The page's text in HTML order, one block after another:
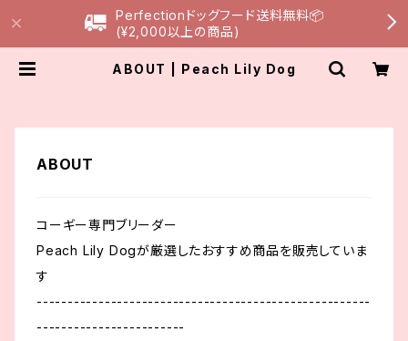
Perfectionドッグフード送料無料📦
(¥2,000以上の商品)
ABOUT | Peach Lily Dog
ABOUT
コーギー専門ブリーダー
Peach Lily Dogが厳選したおすすめ商品を販売していま
す
------------------------------------------------------
------------------------